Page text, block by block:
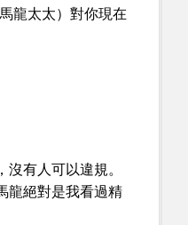
龍太太）對你現在
有人可以違規。
龍絕對是我看過精